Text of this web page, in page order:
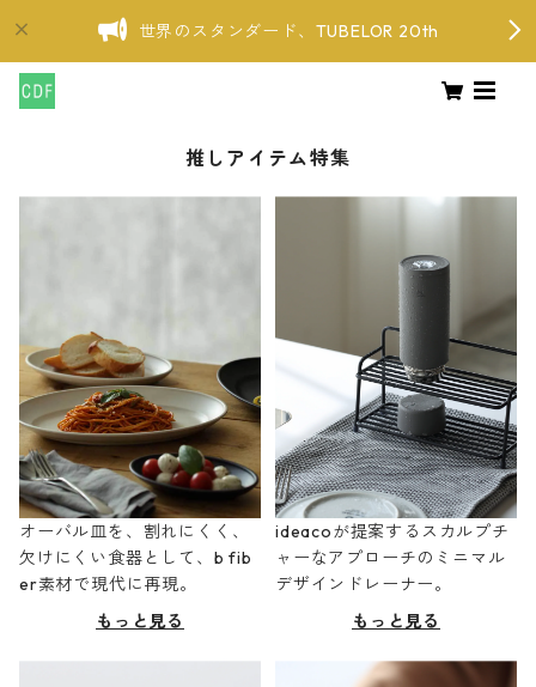
世界のスタンダード、TUBELOR 20th
推しアイテム特集
オーバル皿を、割れにくく、
欠けにくい食器として、b fib
er素材で現代に再現。
もっと見る
ideacoが提案するスカルプチ
ャーなアプローチのミニマル
デザインドレーナー。
もっと見る